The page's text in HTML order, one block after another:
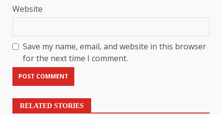
Website
Save my name, email, and website in this browser
for the next time I comment.
RELATED STORIES